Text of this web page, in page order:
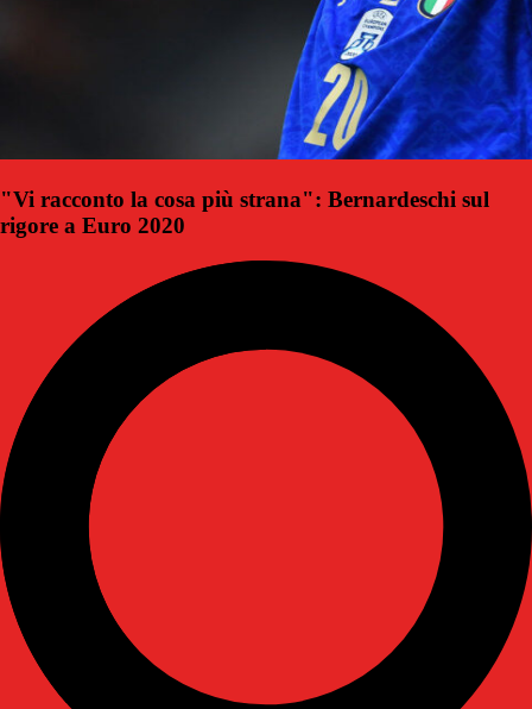
"Vi racconto la cosa più strana": Bernardeschi sul
rigore a Euro 2020